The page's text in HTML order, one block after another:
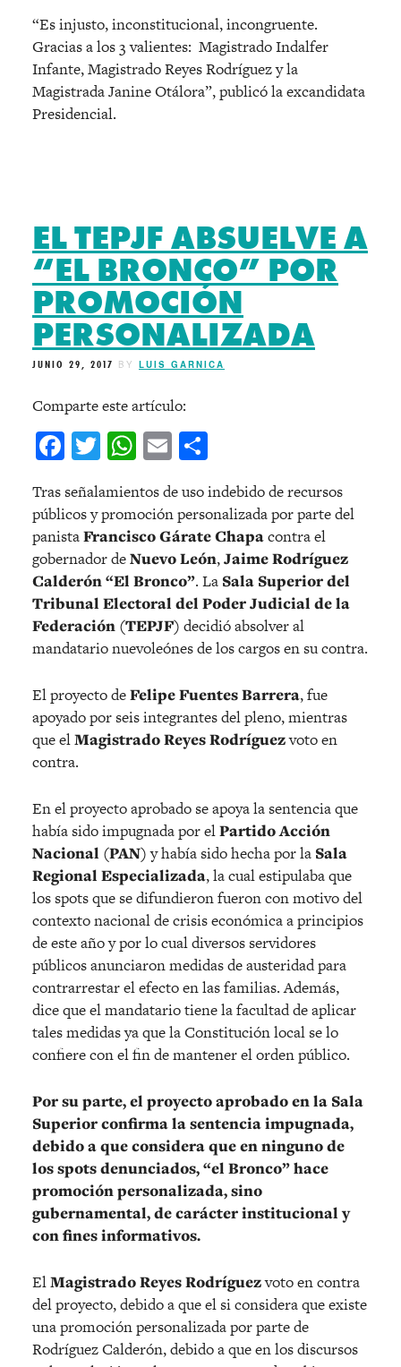
“Es injusto, inconstitucional, incongruente.
Gracias a los 3 valientes: Magistrado Indalfer
Infante, Magistrado Reyes Rodríguez y la
Magistrada Janine Otálora”, publicó la excandidata
Presidencial.
EL TEPJF ABSUELVE A
“EL BRONCO” POR
PROMOCIÓN
PERSONALIZADA
JUNIO 29, 2017 BY LUIS GARNICA
Comparte este artículo:
Facebook
Twitter
WhatsApp
Email
Tras señalamientos de uso indebido de recursos
públicos y promoción personalizada por parte del
panistaFrancisco Gárate Chapacontra el
gobernador deNuevo León,Jaime Rodríguez
Calderón “El Bronco”. La Sala Superior del
Tribunal Electoral del Poder Judicial de la
Federación (TEPJF) decidió absolver al
mandatario nuevoleónes de los cargos en su contra.
El proyecto deFelipe Fuentes Barrera, fue
apoyado por seis integrantes del pleno, mientras
que elMagistrado Reyes Rodríguezvoto en
contra.
En el proyecto aprobado se apoya la sentencia que
había sido impugnada por elPartido Acción
Nacional (PAN)y había sido hecha por la Sala
Regional Especializada, la cual estipulaba que
los spots que se difundieron fueron con motivo del
contexto nacional de crisis económica a principios
de este año y por lo cual diversos servidores
públicos anunciaron medidas de austeridad para
contrarrestar el efecto en las familias. Además,
dice que el mandatario tiene la facultad de aplicar
tales medidas ya que la Constitución local se lo
confiere con el fin de mantener el orden público.
Por su parte, el proyecto aprobado en la Sala
Superior confirma la sentencia impugnada,
debido a que considera que en ninguno de
los spots denunciados, “el Bronco” hace
promoción personalizada, sino
gubernamental, de carácter institucional y
con fines informativos.
ElMagistrado Reyes Rodríguezvoto en contra
del proyecto, debido a que el si considera que existe
una promoción personalizada por parte de
Rodríguez Calderón, debido a que en los discursos